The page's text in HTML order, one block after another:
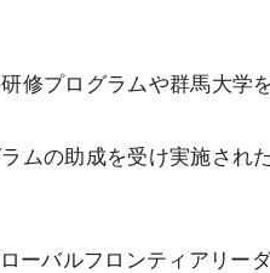
修プログラムや群馬大学
ムの助成を受け実施され
ーバルフロンティアリー